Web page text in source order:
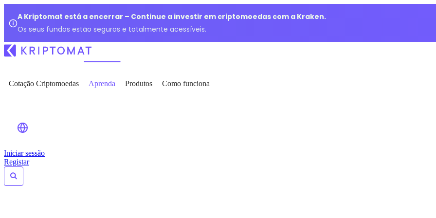
A Kriptomat está a encerrar – Continue a investir em criptomoedas com a Kraken.
Os seus fundos estão seguros e totalmente acessíveis.
Cotação Criptomoedas Aprenda Produtos Como funciona
Iniciar sessão
Registar